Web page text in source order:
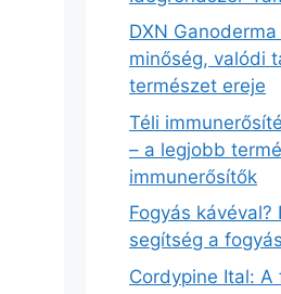
DXN
minőség, valódi
természet ereje
Téli
– a legjobb
immunerősítők
Fogyás kávéval?
segítség a
Cordypine Ital: